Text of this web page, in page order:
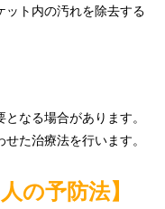
ット内の汚れを除去する
なる場合があります。
た治療法を行います。
の予防法】